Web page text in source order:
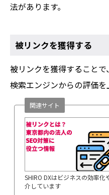
法があります。
被リンクを獲得する
被リンクを獲得することで
検索エンジンからの評価を
SHIRO DXはビジネスの効率
介しています
関連サイト